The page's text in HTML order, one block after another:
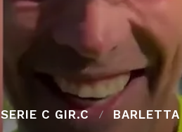
SERIE C GIR.C BARLETTA